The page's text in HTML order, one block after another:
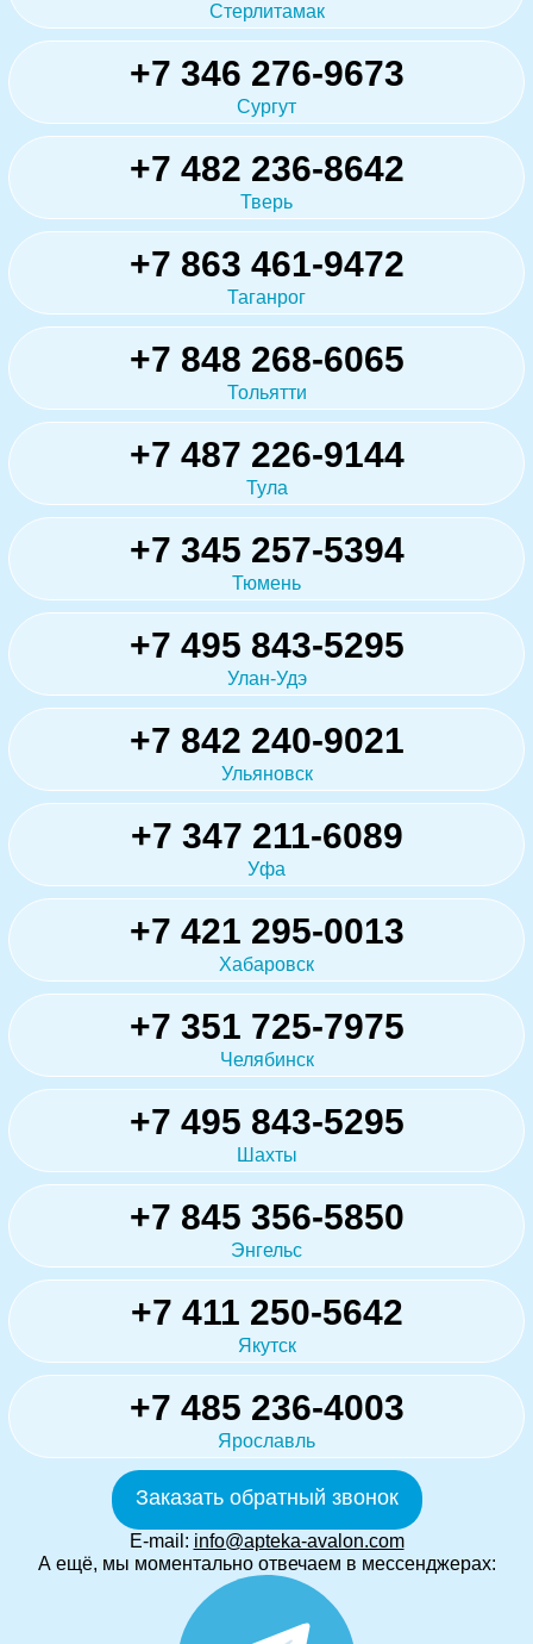
Стерлитамак
+7 346 276-9673
Сургут
+7 482 236-8642
Тверь
+7 863 461-9472
Таганрог
+7 848 268-6065
Тольятти
+7 487 226-9144
Тула
+7 345 257-5394
Тюмень
+7 495 843-5295
Улан-Удэ
+7 842 240-9021
Ульяновск
+7 347 211-6089
Уфа
+7 421 295-0013
Хабаровск
+7 351 725-7975
Челябинск
+7 495 843-5295
Шахты
+7 845 356-5850
Энгельс
+7 411 250-5642
Якутск
+7 485 236-4003
Ярославль
Заказать обратный звонок
E-mail: info@apteka-avalon.com
А ещё, мы моментально отвечаем в мессенджерах: